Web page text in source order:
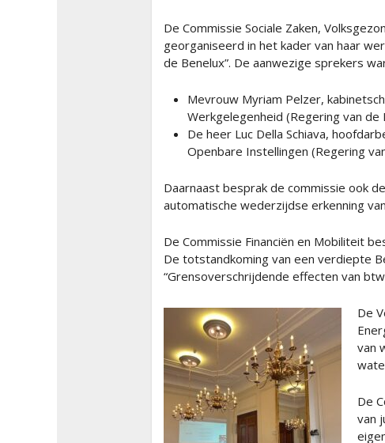
De Commissie Sociale Zaken,
georganiseerd in het kader van haar
de Benelux”. De aanwezige sprekers
Mevrouw Myriam Pelzer,
Werkgelegenheid (Regering van de
De heer Luc Della Schiava,
Openbare Instellingen (Regering
Daarnaast besprak de commissie ook
automatische wederzijdse erkenning
De Commissie Financiën en Mobiliteit
De totstandkoming van een verdiepte
“Grensoverschrijdende effecten van
De
van
De
van